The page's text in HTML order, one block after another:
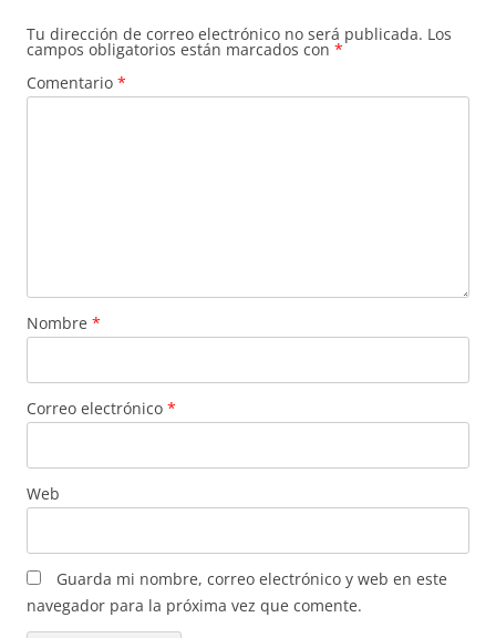
Tu dirección de correo electrónico no será publicada. Los
campos obligatorios están marcados con *
Comentario *
Nombre *
Correo electrónico *
Web
Guarda mi nombre, correo electrónico y web en este
navegador para la próxima vez que comente.